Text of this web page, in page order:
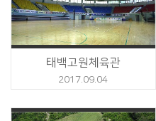
태백고원체육관
2017.09.04